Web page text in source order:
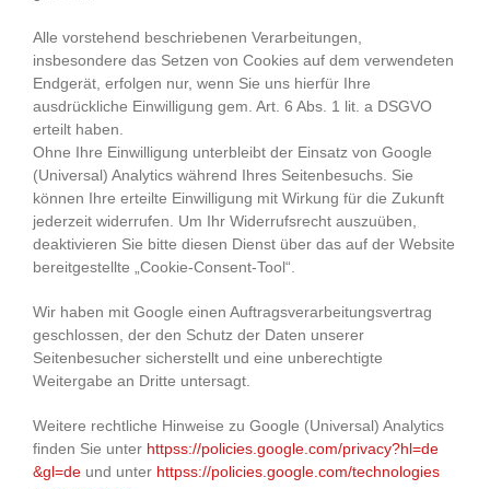
Alle vorstehend beschriebenen Verarbeitungen,
insbesondere das Setzen von Cookies auf dem verwendeten
Endgerät, erfolgen nur, wenn Sie uns hierfür Ihre
ausdrückliche Einwilligung gem. Art. 6 Abs. 1 lit. a DSGVO
erteilt haben.
Ohne Ihre Einwilligung unterbleibt der Einsatz von Google
(Universal) Analytics während Ihres Seitenbesuchs. Sie
können Ihre erteilte Einwilligung mit Wirkung für die Zukunft
jederzeit widerrufen. Um Ihr Widerrufsrecht auszuüben,
deaktivieren Sie bitte diesen Dienst über das auf der Website
bereitgestellte „Cookie-Consent-Tool“.
Wir haben mit Google einen Auftragsverarbeitungsvertrag
geschlossen, der den Schutz der Daten unserer
Seitenbesucher sicherstellt und eine unberechtigte
Weitergabe an Dritte untersagt.
Weitere rechtliche Hinweise zu Google (Universal) Analytics
finden Sie unter httpss://policies.google.com/privacy?hl=de
&gl=de und unter httpss://policies.google.com/technologies